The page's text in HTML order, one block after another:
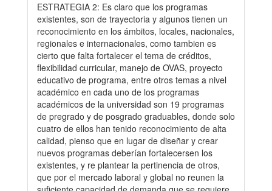
ESTRATEGIA 2: Es claro que los programas
existentes, son de trayectoria y algunos tienen un
reconocimiento en los ámbitos, locales, nacionales,
regionales e internacionales, como tambien es
cierto que falta fortalecer el tema de créditos,
flexibilidad curricular, manejo de OVAS, proyecto
educativo de programa, entre otros temas a nivel
académico en cada uno de los programas
académicos de la universidad son 19 programas
de pregrado y de posgrado graduables, donde solo
cuatro de ellos han tenido reconocimiento de alta
calidad, pienso que en lugar de diseñar y crear
nuevos programas deberían fortalecersen los
existentes, y re plantear la pertinencia de otros,
que por el mercado laboral y global no reunen la